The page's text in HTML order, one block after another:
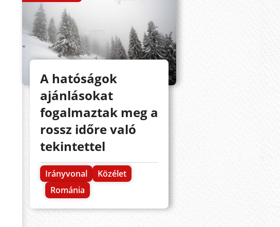
A hatóságok
ajánlásokat
fogalmaztak meg a
rossz időre való
tekintettel
Irányvonal
Közélet
Románia